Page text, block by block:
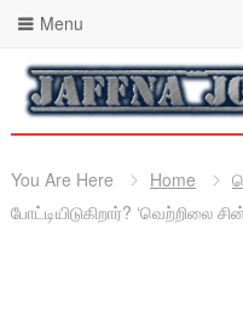
Menu
You Are Here Home
போட்டியிடுகிறார்? ‘வெற்றிலை